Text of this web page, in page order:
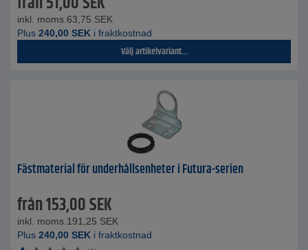
inkl. moms. 63,75 SEK
Plus 240,00 SEK i fraktkostnad
Välj artikelvariant...
Fästmaterial för underhållsenheter i Futura-serien
från153,00SEK
inkl. moms. 191,25 SEK
Plus 240,00 SEK i fraktkostnad